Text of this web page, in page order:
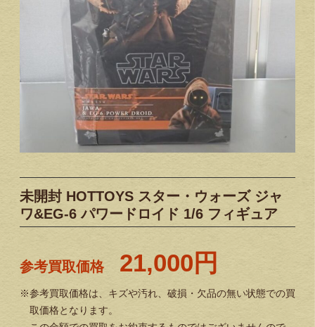
未開封 HOTTOYS スター・ウォーズ ジャ
ワ&EG-6 パワードロイド 1/6 フィギュア
参考買取価格 21,000円
※参考買取価格は、キズや汚れ、破損・欠品の無い状態での買
取価格となります。